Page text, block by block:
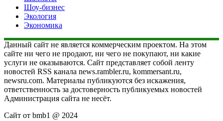
Шоу-бизнес
Экология
Экономика
Данный сайт не является коммерческим проектом. На этом
сайте ни чего не продают, ни чего не покупают, ни какие
услуги не оказываются. Сайт представляет собой ленту
новостей RSS канала news.rambler.ru, kommersant.ru,
newsru.com. Материалы публикуются без искажения,
ответственность за достоверность публикуемых новостей
Администрация сайта не несёт.
Сайт от bmb1 @ 2024